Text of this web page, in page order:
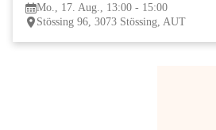
Mo., 17. Aug., 13:00 - 15:00
Stössing 96, 3073 Stössing, AUT